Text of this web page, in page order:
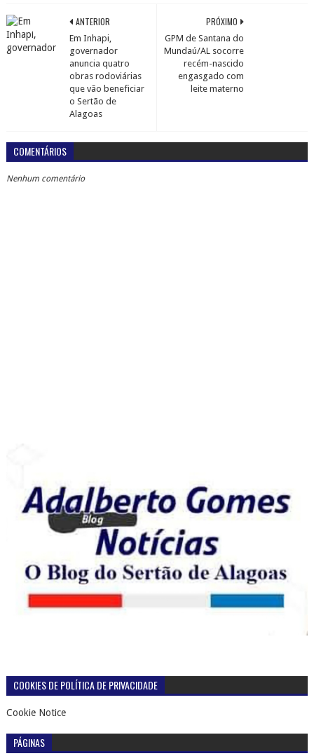
PRÓXIMO
GPM de Santana do
Mundaú/AL socorre
recém-nascido
engasgado com
leite materno
ANTERIOR
Em Inhapi,
governador
anuncia quatro
obras rodoviárias
que vão beneficiar
o Sertão de
Alagoas
COMENTÁRIOS
Nenhum comentário
COOKIES DE POLÍTICA DE PRIVACIDADE
Cookie Notice
PÁGINAS